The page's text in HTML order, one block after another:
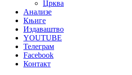
Црква
Анализе
Књиге
Издаваштво
YOUTUBE
Телеграм
Facebook
Контакт